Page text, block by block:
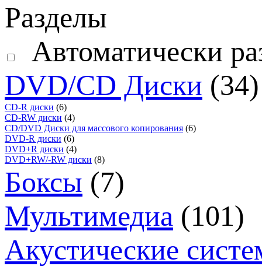
Разделы
Автоматически
DVD/CD Диски (34)
CD-R диски (6)
CD-RW диски (4)
CD/DVD Диски для массового копирования (6)
DVD-R диски (6)
DVD+R диски (4)
DVD+RW/-RW диски (8)
Боксы (7)
Мультимедиа (101)
Акустические